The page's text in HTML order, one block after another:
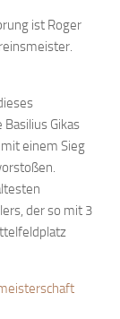
ist Roger
Gikas
einem Sieg
der so mit 3